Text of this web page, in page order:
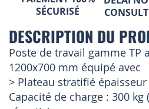
SÉCURISÉ
DESCRIPTION DU
Poste de travail gamme TP
1200x700 mm équipé avec
> Plateau stratifié
Capacité de charge : 300